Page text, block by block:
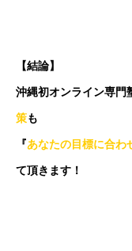
【結論】
沖縄初オンライン専門
策も
『あなたの目標に合わ
て頂きます！